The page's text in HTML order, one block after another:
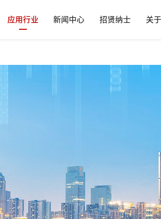
应用行业 新闻中心 招贤纳士 关